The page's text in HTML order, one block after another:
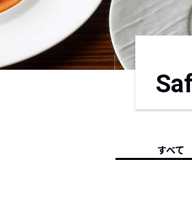
レコメンド
ピックアップ
セールおす
人気アイテ
すべて